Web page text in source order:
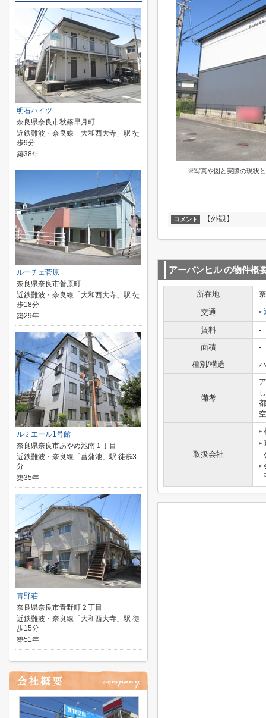
※写真や図と実際の現状
コメント 【外観】
アーバンヒルの物件概
所在地
交通
賃料
-
面積
-
種別/構造
備考
取扱会社
明石ハイツ
奈良県奈良市秋篠早月町
近鉄難波・奈良線「大和西大寺」駅 徒
歩9分
築38年
ルーチェ菅原
奈良県奈良市菅原町
近鉄難波・奈良線「大和西大寺」駅 徒
歩18分
築29年
ルミエール1号館
奈良県奈良市あやめ池南１丁目
近鉄難波・奈良線「菖蒲池」駅 徒歩3
分
築35年
青野荘
奈良県奈良市青野町２丁目
近鉄難波・奈良線「大和西大寺」駅 徒
歩15分
築51年